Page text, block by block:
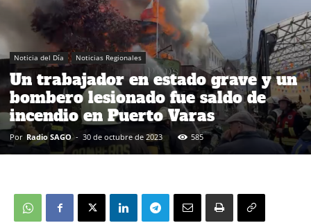
Noticia del Día Noticias Regionales
Un trabajador en estado grave y un
bombero lesionado fue saldo de
incendio en Puerto Varas
Por Radio SAGO - 30 de octubre de 2023 585